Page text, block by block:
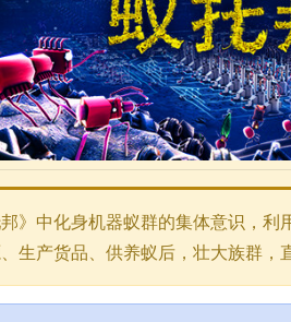
》中化身机器蚁群的集体意识，利
生产货品、供养蚁后，壮大族群，